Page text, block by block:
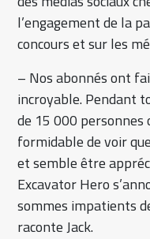
l’engagement de la
concours et sur les
– Nos abonnés ont
incroyable. Pendant
de 15 000 personnes
formidable de voir
et semble être
Excavator Hero
sommes impatients
raconte Jack.